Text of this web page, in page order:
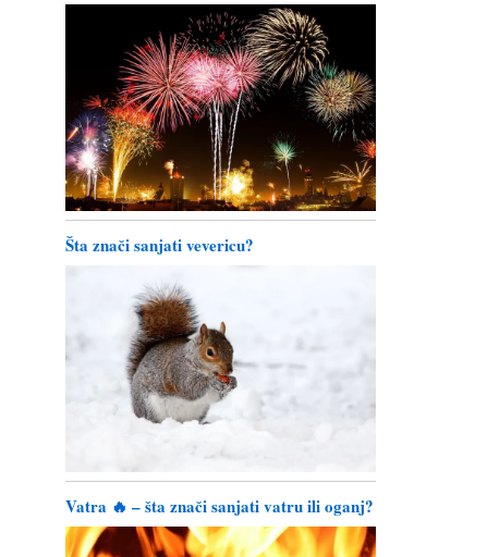
Šta znači sanjati vevericu?
Vatra 🔥 – šta znači sanjati vatru ili oganj?